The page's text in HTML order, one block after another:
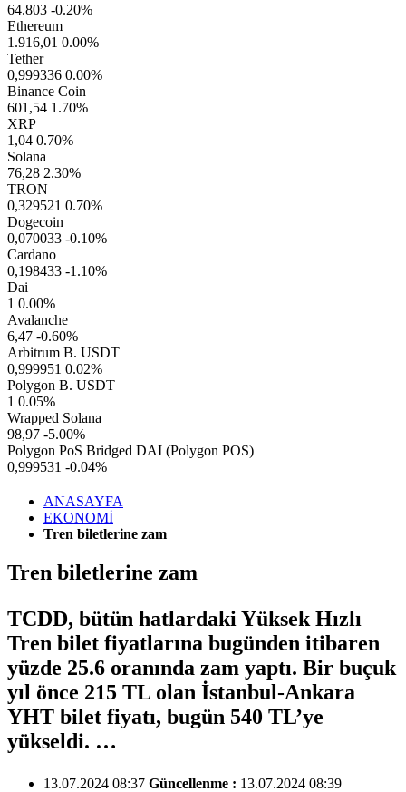
64.803 -0.20%
Ethereum
1.916,01 0.00%
Tether
0,999336 0.00%
Binance Coin
601,54 1.70%
XRP
1,04 0.70%
Solana
76,28 2.30%
TRON
0,329521 0.70%
Dogecoin
0,070033 -0.10%
Cardano
0,198433 -1.10%
Dai
1 0.00%
Avalanche
6,47 -0.60%
Arbitrum B. USDT
0,999951 0.02%
Polygon B. USDT
1 0.05%
Wrapped Solana
98,97 -5.00%
Polygon PoS Bridged DAI (Polygon POS)
0,999531 -0.04%
ANASAYFA
EKONOMİ
Tren biletlerine zam
Tren biletlerine zam
TCDD, bütün hatlardaki Yüksek Hızlı
Tren bilet fiyatlarına bugünden itibaren
yüzde 25.6 oranında zam yaptı. Bir buçuk
yıl önce 215 TL olan İstanbul-Ankara
YHT bilet fiyatı, bugün 540 TL’ye
yükseldi. …
13.07.2024 08:37 Güncellenme : 13.07.2024 08:39